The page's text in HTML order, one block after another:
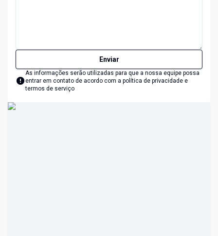
Enviar
As informações serão utilizadas para que a nossa equipe possa
entrar em contato de acordo com a política de privacidade e
termos de serviço